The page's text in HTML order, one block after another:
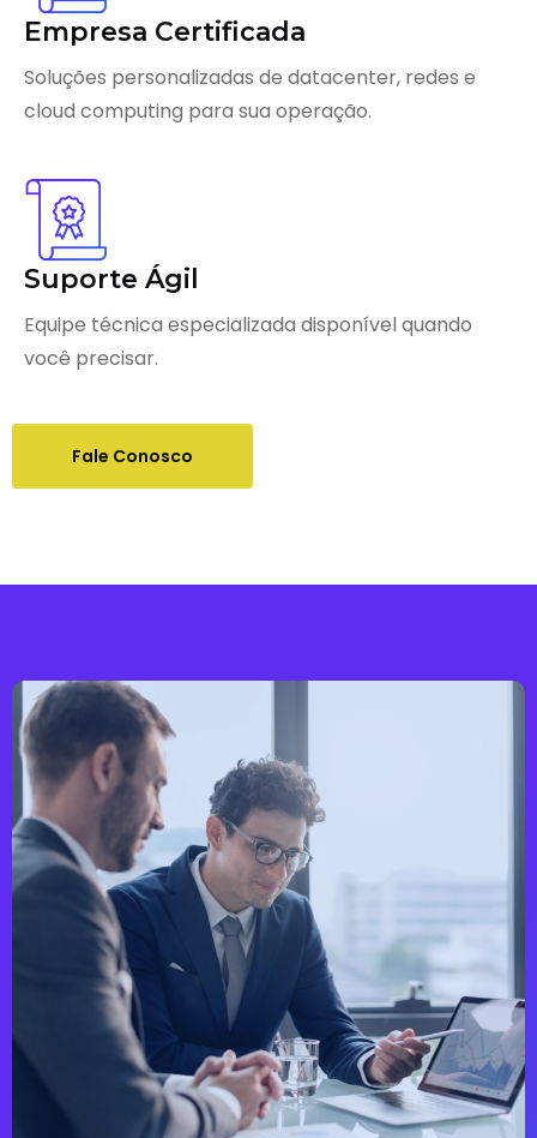
Empresa Certificada
Soluções personalizadas de datacenter, redes e
cloud computing para sua operação.
Suporte Ágil
Equipe técnica especializada disponível quando
você precisar.
Fale Conosco